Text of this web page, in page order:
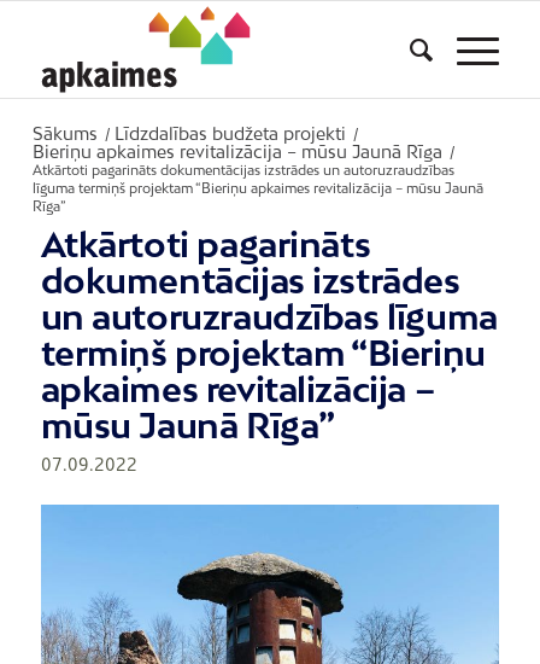
Sākums / Līdzdalības budžeta projekti /
Bieriņu apkaimes revitalizācija – mūsu Jaunā Rīga
/
Atkārtoti pagarināts dokumentācijas izstrādes un autoruzraudzības
līguma termiņš projektam “Bieriņu apkaimes revitalizācija – mūsu Jaunā
Rīga”
Atkārtoti pagarināts
dokumentācijas izstrādes
un autoruzraudzības līguma
termiņš projektam “Bieriņu
apkaimes revitalizācija –
mūsu Jaunā Rīga”
07.09.2022